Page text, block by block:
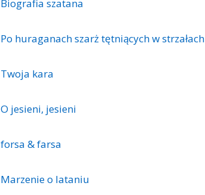
Biografia szatana
Po huraganach szarż tętniących w strzałach
Twoja kara
O jesieni, jesieni
forsa & farsa
Marzenie o lataniu